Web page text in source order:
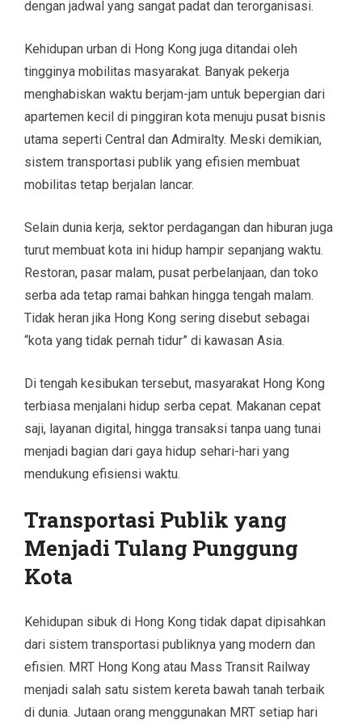
dengan jadwal yang sangat padat dan terorganisasi.
Kehidupan urban di Hong Kong juga ditandai oleh
tingginya mobilitas masyarakat. Banyak pekerja
menghabiskan waktu berjam-jam untuk bepergian dari
apartemen kecil di pinggiran kota menuju pusat bisnis
utama seperti Central dan Admiralty. Meski demikian,
sistem transportasi publik yang efisien membuat
mobilitas tetap berjalan lancar.
Selain dunia kerja, sektor perdagangan dan hiburan juga
turut membuat kota ini hidup hampir sepanjang waktu.
Restoran, pasar malam, pusat perbelanjaan, dan toko
serba ada tetap ramai bahkan hingga tengah malam.
Tidak heran jika Hong Kong sering disebut sebagai
“kota yang tidak pernah tidur” di kawasan Asia.
Di tengah kesibukan tersebut, masyarakat Hong Kong
terbiasa menjalani hidup serba cepat. Makanan cepat
saji, layanan digital, hingga transaksi tanpa uang tunai
menjadi bagian dari gaya hidup sehari-hari yang
mendukung efisiensi waktu.
Transportasi Publik yang
Menjadi Tulang Punggung
Kota
Kehidupan sibuk di Hong Kong tidak dapat dipisahkan
dari sistem transportasi publiknya yang modern dan
efisien. MRT Hong Kong atau Mass Transit Railway
menjadi salah satu sistem kereta bawah tanah terbaik
di dunia. Jutaan orang menggunakan MRT setiap hari